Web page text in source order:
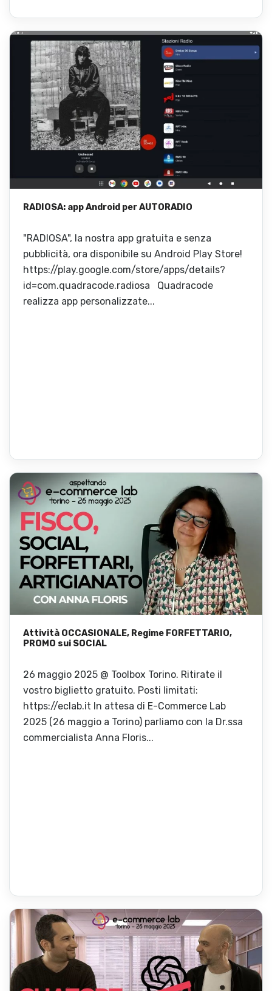
RADIOSA: app Android per AUTORADIO
"RADIOSA", la nostra app gratuita e senza
pubblicità, ora disponibile su Android Play Store!
https://play.google.com/store/apps/details?
id=com.quadracode.radiosa Quadracode
realizza app personalizzate...
Attività OCCASIONALE, Regime FORFETTARIO,
PROMO sui SOCIAL
26 maggio 2025 @ Toolbox Torino. Ritirate il
vostro biglietto gratuito. Posti limitati:
https://eclab.it In attesa di E-Commerce Lab
2025 (26 maggio a Torino) parliamo con la Dr.ssa
commercialista Anna Floris...